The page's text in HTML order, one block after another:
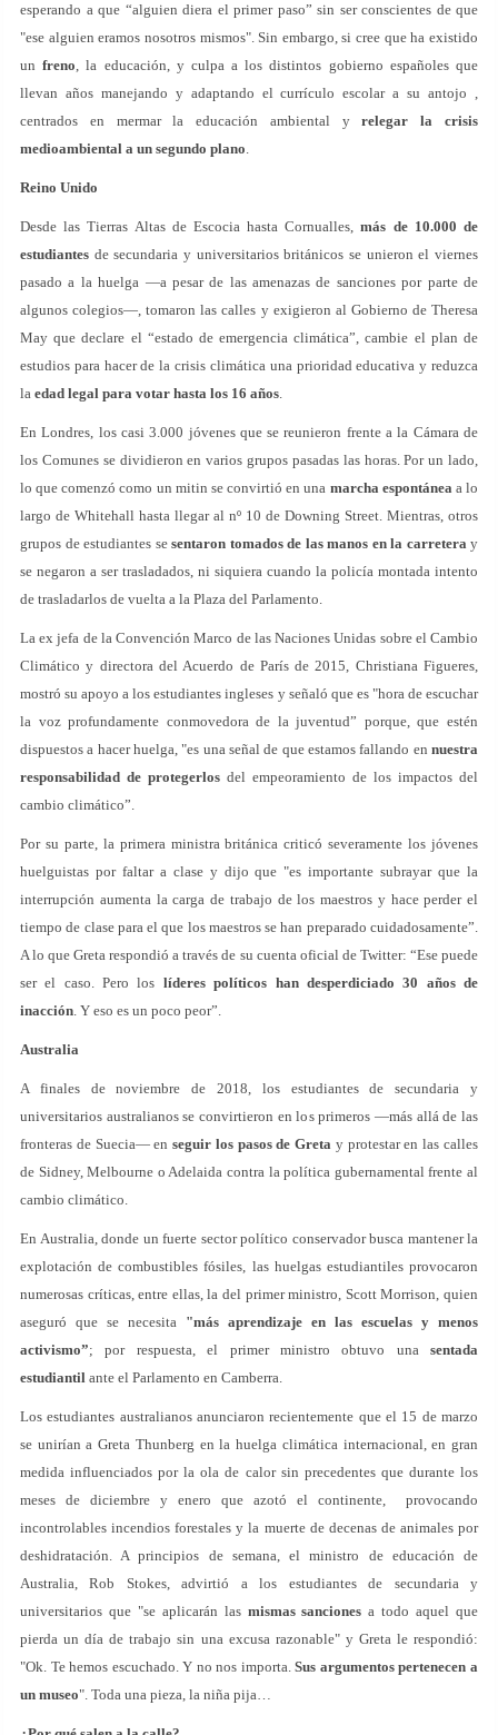
esperando a que “alguien diera el primer paso” sin ser conscientes de que
"ese alguien eramos nosotros mismos". Sin embargo, si cree que ha existido
unfreno, la educación, y culpa a los distintos gobierno españoles que
llevan años manejando y adaptando el currículo escolar a su antojo ,
centrados en mermar la educación ambiental yrelegar la crisis
medioambiental a un segundo plano.
Reino Unido
Desde las Tierras Altas de Escocia hasta Cornualles,más de 10.000 de
estudiantes de secundaria y universitarios británicos se unieron el viernes
pasado a la huelga —a pesar de las amenazas de sanciones por parte de
algunos colegios—, tomaron las calles y exigieron al Gobierno de Theresa
May que declare el “estado de emergencia climática”, cambie el plan de
estudios para hacer de la crisis climática una prioridad educativa y reduzca
la edad legal para votar hasta los 16 años.
En Londres, los casi 3.000 jóvenes que se reunieron frente a la Cámara de
los Comunes se dividieron en varios grupos pasadas las horas. Por un lado,
lo que comenzó como un mitin se convirtió en una marcha espontáneaa lo
largo de Whitehall hasta llegar al nº 10 de Downing Street. Mientras, otros
grupos de estudiantes sesentaron tomados de las manos en la carreteray
se negaron a ser trasladados, ni siquiera cuando la policía montada intento
de trasladarlos de vuelta a la Plaza del Parlamento.
La ex jefa de la Convención Marco de las Naciones Unidas sobre el Cambio
Climático y directora del Acuerdo de París de 2015, Christiana Figueres,
mostró su apoyo a los estudiantes ingleses y señaló que es "hora de escuchar
la voz profundamente conmovedora de la juventud” porque, que estén
dispuestos a hacer huelga, "es una señal de que estamos fallando en nuestra
responsabilidad de protegerlos del empeoramiento de los impactos del
cambio climático”.
Por su parte, la primera ministra británica criticó severamente los jóvenes
huelguistas por faltar a clase y dijo que "es importante subrayar que la
interrupción aumenta la carga de trabajo de los maestros y hace perder el
tiempo de clase para el que los maestros se han preparado cuidadosamente”.
A lo que Greta respondió a través de su cuenta oficial de Twitter: “Ese puede
ser el caso. Pero los líderes políticos han desperdiciado 30 años de
inacción. Y eso es un poco peor”.
Australia
A finales de noviembre de 2018, los estudiantes de secundaria y
universitarios australianos se convirtieron en los primeros —más allá de las
fronteras de Suecia— en seguir los pasos de Greta y protestar en las calles
de Sidney, Melbourne o Adelaida contra la política gubernamental frente al
cambio climático.
En Australia, donde un fuerte sector político conservador busca mantener la
explotación de combustibles fósiles, las huelgas estudiantiles provocaron
numerosas críticas, entre ellas, la del primer ministro, Scott Morrison, quien
aseguró que se necesita "más aprendizaje en las escuelas y menos
activismo”; por respuesta, el primer ministro obtuvo una sentada
estudiantil ante el Parlamento en Camberra.
Los estudiantes australianos anunciaron recientemente que el 15 de marzo
se unirían a Greta Thunberg en la huelga climática internacional, en gran
medida influenciados por la ola de calor sin precedentes que durante los
meses de diciembre y enero que azotó el continente, provocando
incontrolables incendios forestales y la muerte de decenas de animales por
deshidratación. A principios de semana, el ministro de educación de
Australia, Rob Stokes, advirtió a los estudiantes de secundaria y
universitarios que "se aplicarán las mismas sanciones a todo aquel que
pierda un día de trabajo sin una excusa razonable" y Greta le respondió:
"Ok. Te hemos escuchado. Y no nos importa.Sus argumentos pertenecen a
un museo". Toda una pieza, la niña pija…